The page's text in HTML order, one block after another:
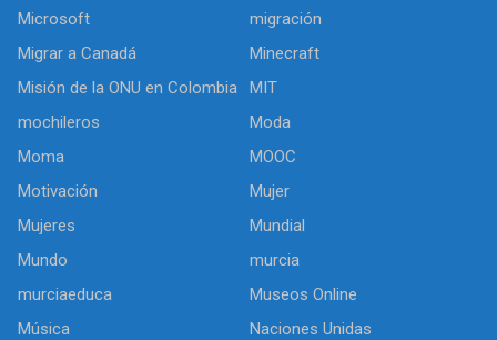
Microsoft
migración
Migrar a Canadá
Minecraft
Misión de la ONU en Colombia
MIT
mochileros
Moda
Moma
MOOC
Motivación
Mujer
Mujeres
Mundial
Mundo
murcia
murciaeduca
Museos Online
Música
Naciones Unidas